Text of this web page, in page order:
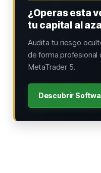
¿Operas esta
tu capital al
Audita tu riesgo
de forma profesional
MetaTrader 5.
Descubrir